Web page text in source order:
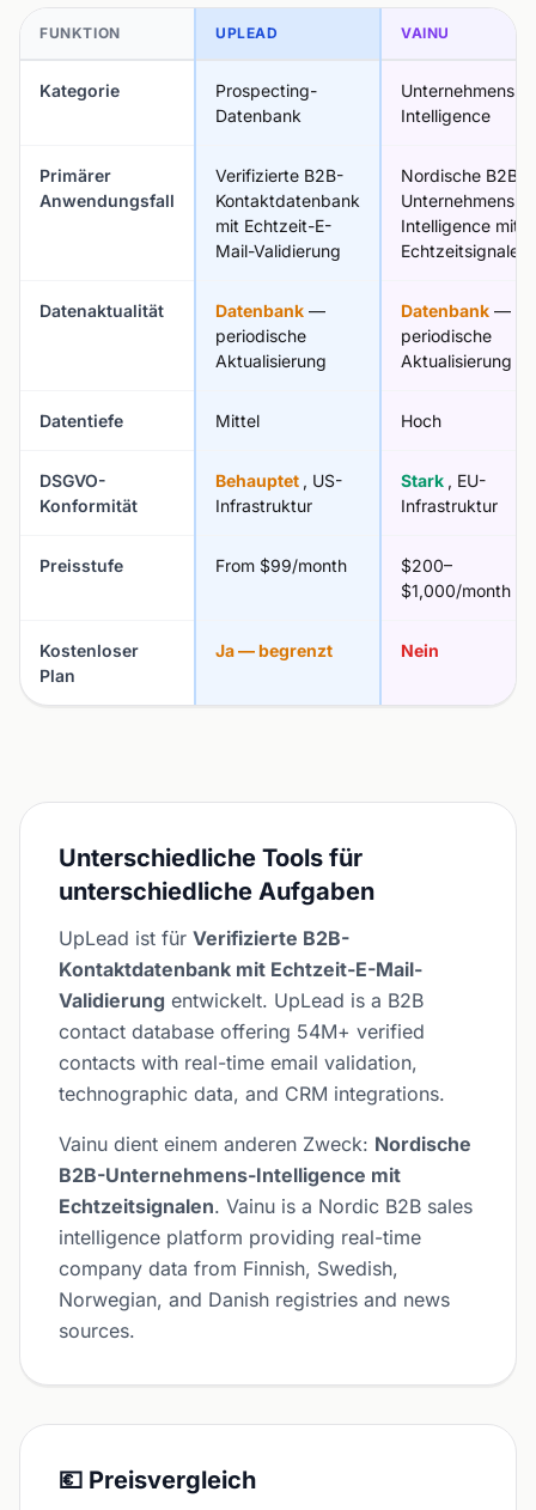
FUNKTION UPLEAD VAINU
Kategorie
Prospecting-
Datenbank
Unternehmens-
Intelligence
Primärer
Anwendungsfall
Verifizierte B2B-
Kontaktdatenbank
mit Echtzeit-E-
Mail-Validierung
Nordische B2B-
Unternehmens-
Intelligence mit
Echtzeitsignalen
Datenaktualität Datenbank —
periodische
Aktualisierung
Datenbank —
periodische
Aktualisierung
Datentiefe Mittel Hoch
DSGVO-
Konformität
Behauptet , US-
Infrastruktur
Stark , EU-
Infrastruktur
Preisstufe From $99/month
$200–
$1,000/month
Kostenloser
Plan
Ja — begrenzt Nein
Unterschiedliche Tools für
unterschiedliche Aufgaben
UpLead ist für Verifizierte B2B-
Kontaktdatenbank mit Echtzeit-E-Mail-
Validierung entwickelt. UpLead is a B2B
contact database offering 54M+ verified
contacts with real-time email validation,
technographic data, and CRM integrations.
Vainu dient einem anderen Zweck: Nordische
B2B-Unternehmens-Intelligence mit
Echtzeitsignalen. Vainu is a Nordic B2B sales
intelligence platform providing real-time
company data from Finnish, Swedish,
Norwegian, and Danish registries and news
sources.
💶 Preisvergleich